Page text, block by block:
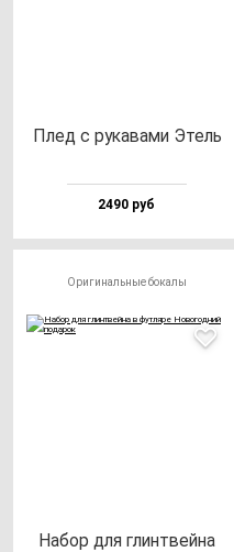
Плед с ру­ка­ва­ми Этель
2490 руб
Оригинальные бокалы
Набор для глин­твей­на